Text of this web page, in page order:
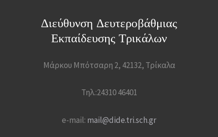
Διεύθυνση Δευτεροβάθμιας
Εκπαίδευσης Τρικάλων
Μάρκου Μπότσαρη 2, 42132, Τρίκαλα
Τηλ.:24310 46401
e-mail: mail@dide.tri.sch.gr